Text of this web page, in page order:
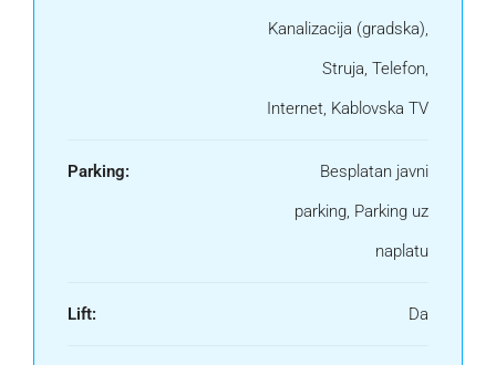
Kanalizacija (gradska),
Struja, Telefon,
Internet, Kablovska TV
Parking:
Besplatan javni
parking, Parking uz
naplatu
Lift: Da